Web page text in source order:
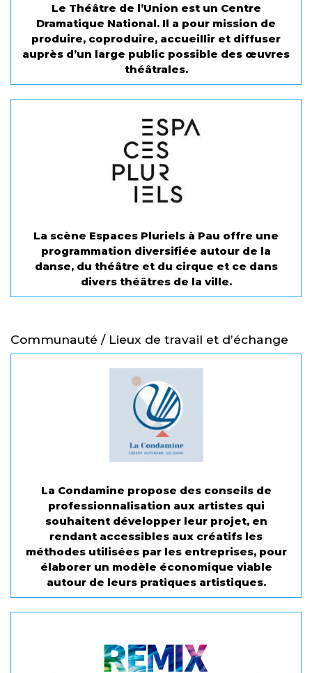
Le Théâtre de l’Union est un Centre
Dramatique National. Il a pour mission de
produire, coproduire, accueillir et diffuser
auprès d’un large public possible des œuvres
théâtrales.
La scène Espaces Pluriels à Pau offre une
programmation diversifiée autour de la
danse, du théâtre et du cirque et ce dans
divers théâtres de la ville.
Communauté / Lieux de travail et d’échange
La Condamine propose des conseils de
professionnalisation aux artistes qui
souhaitent développer leur projet, en
rendant accessibles aux créatifs les
méthodes utilisées par les entreprises, pour
élaborer un modèle économique viable
autour de leurs pratiques artistiques.